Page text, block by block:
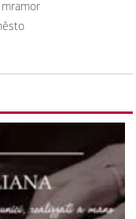
mramor